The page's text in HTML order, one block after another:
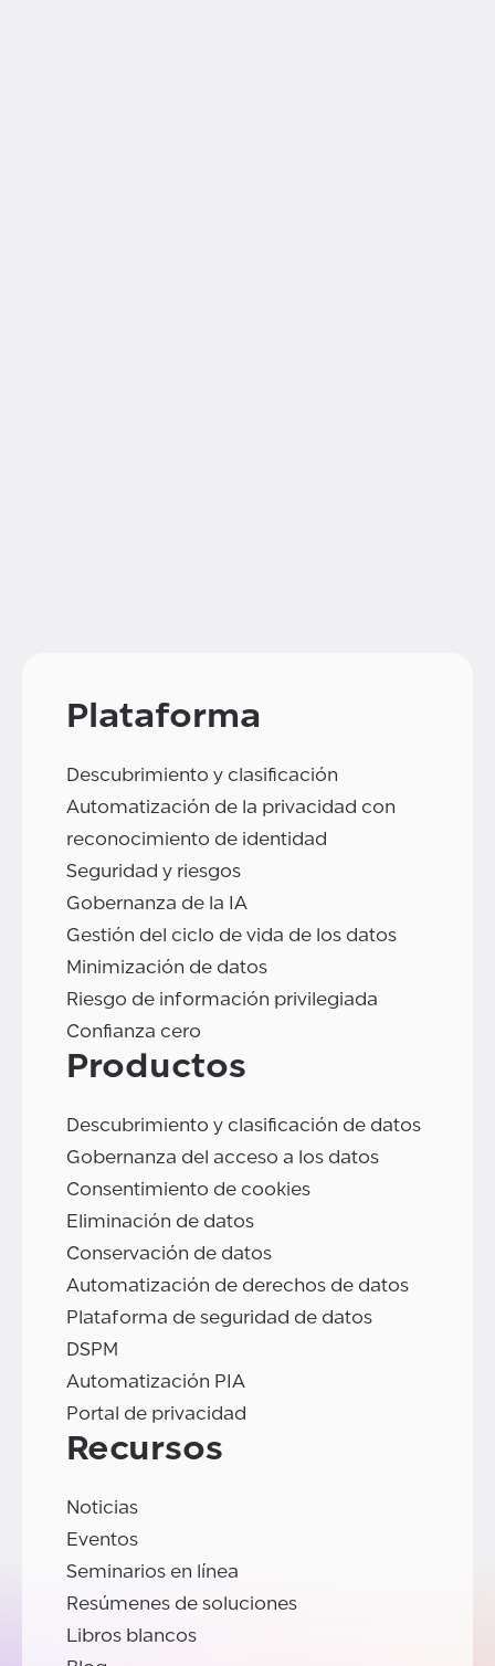
Plataforma
Descubrimiento y clasificación
Automatización de la privacidad con
reconocimiento de identidad
Seguridad y riesgos
Gobernanza de la IA
Gestión del ciclo de vida de los datos
Minimización de datos
Riesgo de información privilegiada
Confianza cero
Productos
Descubrimiento y clasificación de datos
Gobernanza del acceso a los datos
Consentimiento de cookies
Eliminación de datos
Conservación de datos
Automatización de derechos de datos
Plataforma de seguridad de datos
DSPM
Automatización PIA
Portal de privacidad
Recursos
Noticias
Eventos
Seminarios en línea
Resúmenes de soluciones
Libros blancos